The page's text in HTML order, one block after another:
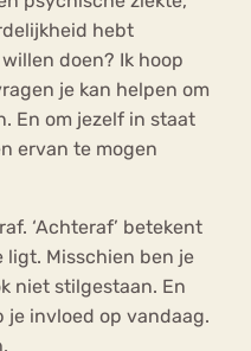
hebt
doen? Ik hoop
je kan helpen om
En om jezelf in staat
ervan te mogen
‘Achteraf’ betekent
ligt. Misschien ben je
niet stilgestaan. En
je invloed op vandaag.